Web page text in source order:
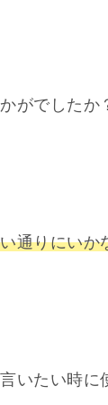
がでしたか
通りにいか
いたい時に